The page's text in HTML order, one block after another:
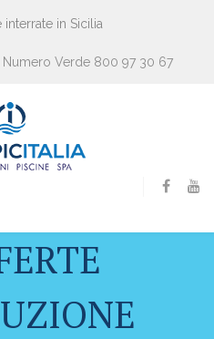
interrate in Sicilia
Numero Verde 800 97 30 67